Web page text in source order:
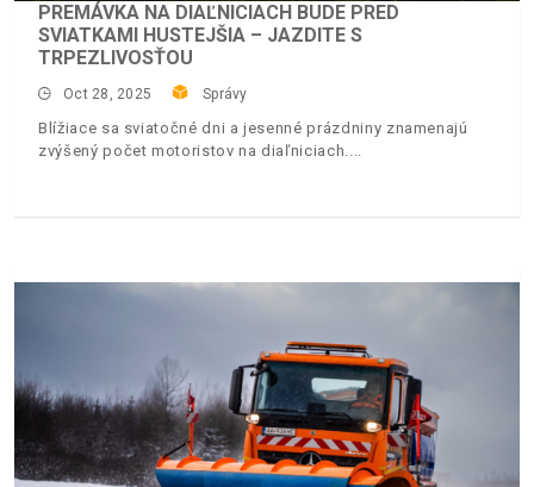
PREMÁVKA NA DIAĽNICIACH BUDE PRED
SVIATKAMI HUSTEJŠIA – JAZDITE S
TRPEZLIVOSŤOU
Oct 28, 2025 Správy
Blížiace sa sviatočné dni a jesenné prázdniny znamenajú
zvýšený počet motoristov na diaľniciach.